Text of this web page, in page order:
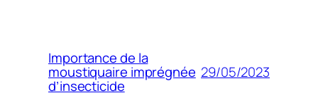
Importance de la
moustiquaire imprégnée
d’insecticide
29/05/2023